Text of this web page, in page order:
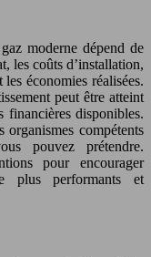
moderne dépend de
les coûts d’installation,
économies réalisées.
peut être atteint
financières disponibles.
organismes compétents
pouvez prétendre.
pour encourager
plus performants et